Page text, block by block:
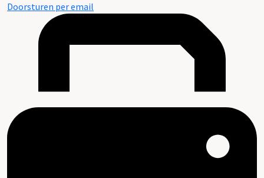
Doorsturen per email